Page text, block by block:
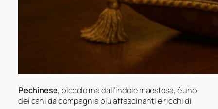
Pechinese, piccolo ma dall’indole maestosa, è uno
dei cani da compagnia più affascinanti e ricchi di